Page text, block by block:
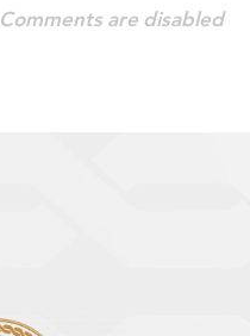
Comments are disabled.